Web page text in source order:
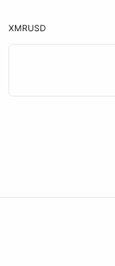
USD
XMR